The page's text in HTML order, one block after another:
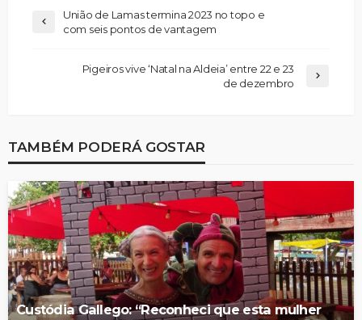
União de Lamas termina 2023 no topo e
com seis pontos de vantagem
Pigeiros vive ‘Natal na Aldeia’ entre 22 e 23
de dezembro
TAMBÉM PODERÁ GOSTAR
Custódia Gallego: “Reconheci que esta mulher